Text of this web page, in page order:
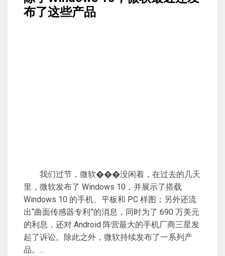
布了这些产品
我们过节，微软���没闲着，在过去的几天
里，微软发布了 Windows 10，并展示了搭载
Windows 10 的手机、平板和 PC 样图；另外还流
出“曲面传感器专利”的消息，同时为了 690 万美元
的利息，还对 Android 阵营最大的手机厂商三星发
起了诉讼。除此之外，微软持续发布了一系列产
品。...